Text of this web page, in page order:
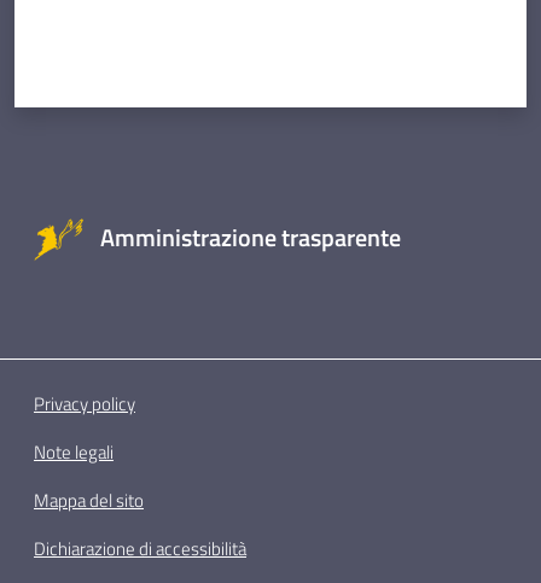
Amministrazione trasparente
Privacy policy
Note legali
Mappa del sito
Dichiarazione di accessibilità